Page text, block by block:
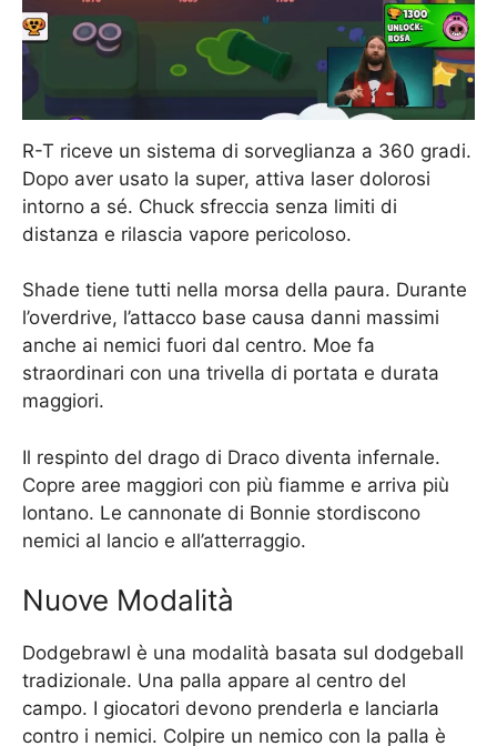
R-T riceve un sistema di sorveglianza a 360 gradi.
Dopo aver usato la super, attiva laser dolorosi
intorno a sé. Chuck sfreccia senza limiti di
distanza e rilascia vapore pericoloso.
Shade tiene tutti nella morsa della paura. Durante
l’overdrive, l’attacco base causa danni massimi
anche ai nemici fuori dal centro. Moe fa
straordinari con una trivella di portata e durata
maggiori.
Il respinto del drago di Draco diventa infernale.
Copre aree maggiori con più fiamme e arriva più
lontano. Le cannonate di Bonnie stordiscono
nemici al lancio e all’atterraggio.
Nuove Modalità
Dodgebrawl è una modalità basata sul dodgeball
tradizionale. Una palla appare al centro del
campo. I giocatori devono prenderla e lanciarla
contro i nemici. Colpire un nemico con la palla è